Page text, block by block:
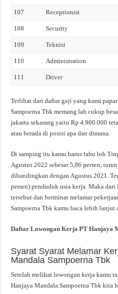
107 Receptionist
108 Security
109 Teknisi
110 Administration
111 Driver
Terlihat dari daftar gaji yang kami
Sampoerna Tbk memang lah cukup
jakarta sekarang yaitu Rp 4.900.000
atau berada di posisi apa dan dimana.
Di samping itu kamu harus tahu loh
Agustus 2022 sebesar 5,86 persen,
dibandingkan dengan Agustus 2021.
persen) penduduk usia kerja. Maka
tersebut dan berminat melamar
Sampoerna Tbk kamu baca lebih lanjut
Daftar Lowongan Kerja PT Hanjaya
Syarat Syarat Melamar
Mandala Sampoerna Tbk
Setelah melihat lowongan kerja kamu
Hanjaya Mandala Sampoerna Tbk kita